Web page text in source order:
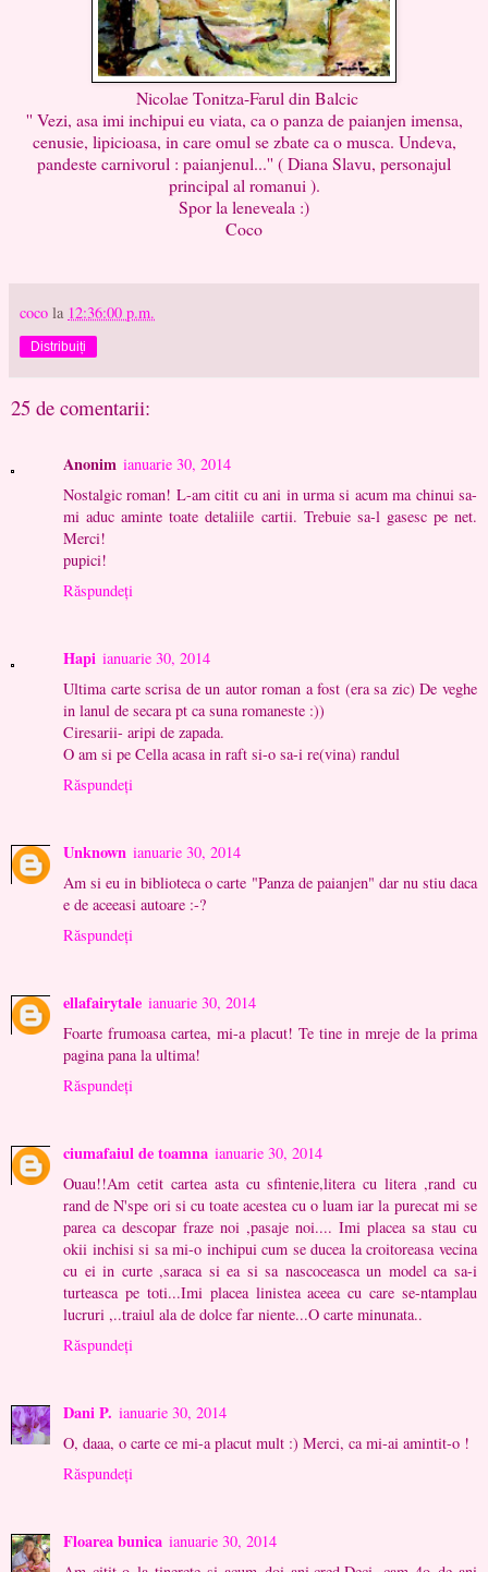
Nicolae Tonitza-Farul din Balcic
'' Vezi, asa imi inchipui eu viata, ca o panza de paianjen imensa,
cenusie, lipicioasa, in care omul se zbate ca o musca. Undeva,
pandeste carnivorul : paianjenul...'' ( Diana Slavu, personajul
principal al romanui ).
Spor la leneveala :)
Coco
coco la 12:36:00 p.m.
Distribuiți
25 de comentarii:
Anonim ianuarie 30, 2014
Nostalgic roman! L-am citit cu ani in urma si acum ma chinui sa-
mi aduc aminte toate detaliile cartii. Trebuie sa-l gasesc pe net.
Merci!
pupici!
Răspundeți
Hapi ianuarie 30, 2014
Ultima carte scrisa de un autor roman a fost (era sa zic) De veghe
in lanul de secara pt ca suna romaneste :))
Ciresarii- aripi de zapada.
O am si pe Cella acasa in raft si-o sa-i re(vina) randul
Răspundeți
Unknown ianuarie 30, 2014
Am si eu in biblioteca o carte "Panza de paianjen" dar nu stiu daca
e de aceeasi autoare :-?
Răspundeți
ellafairytale ianuarie 30, 2014
Foarte frumoasa cartea, mi-a placut! Te tine in mreje de la prima
pagina pana la ultima!
Răspundeți
ciumafaiul de toamna ianuarie 30, 2014
Ouau!!Am cetit cartea asta cu sfintenie,litera cu litera ,rand cu
rand de N'spe ori si cu toate acestea cu o luam iar la purecat mi se
parea ca descopar fraze noi ,pasaje noi.... Imi placea sa stau cu
okii inchisi si sa mi-o inchipui cum se ducea la croitoreasa vecina
cu ei in curte ,saraca si ea si sa nascoceasca un model ca sa-i
turteasca pe toti...Imi placea linistea aceea cu care se-ntamplau
lucruri ,..traiul ala de dolce far niente...O carte minunata..
Răspundeți
Dani P. ianuarie 30, 2014
O, daaa, o carte ce mi-a placut mult :) Merci, ca mi-ai amintit-o !
Răspundeți
Floarea bunica ianuarie 30, 2014